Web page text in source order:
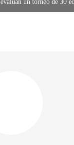
evalúan un torneo de 30